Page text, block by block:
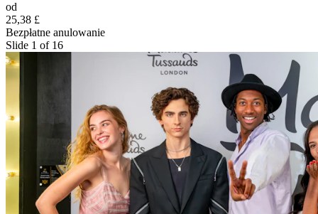
od
25,38 £
Bezpłatne anulowanie
Slide 1 of 16